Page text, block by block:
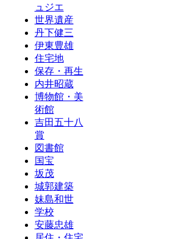
ュジエ
世界遺産
丹下健三
伊東豊雄
住宅地
保存・再生
内井昭蔵
博物館・美
術館
吉田五十八
賞
図書館
国宝
坂茂
城郭建築
妹島和世
学校
安藤忠雄